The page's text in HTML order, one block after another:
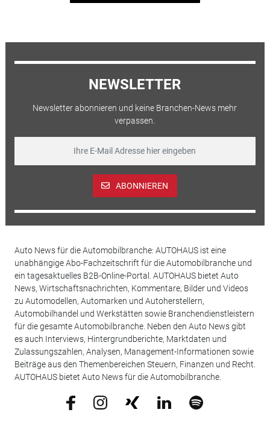
NEWSLETTER
Newsletter abonnieren und keine Branchen-News mehr
verpassen.
ABONNIEREN
Auto News für die Automobilbranche: AUTOHAUS ist eine
unabhängige Abo-Fachzeitschrift für die Automobilbranche und
ein tagesaktuelles B2B-Online-Portal. AUTOHAUS bietet Auto
News, Wirtschaftsnachrichten, Kommentare, Bilder und Videos
zu Automodellen, Automarken und Autoherstellern,
Automobilhandel und Werkstätten sowie Branchendienstleistern
für die gesamte Automobilbranche. Neben den Auto News gibt
es auch Interviews, Hintergrundberichte, Marktdaten und
Zulassungszahlen, Analysen, Management-Informationen sowie
Beiträge aus den Themenbereichen Steuern, Finanzen und Recht.
AUTOHAUS bietet Auto News für die Automobilbranche.